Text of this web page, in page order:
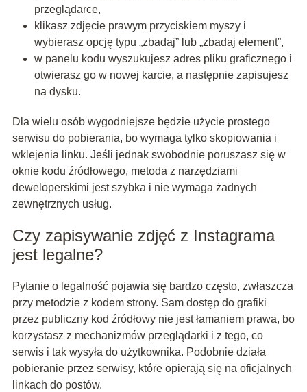
przeglądarce,
klikasz zdjęcie prawym przyciskiem myszy i
wybierasz opcję typu „zbadaj” lub „zbadaj element”,
w panelu kodu wyszukujesz adres pliku graficznego i
otwierasz go w nowej karcie, a następnie zapisujesz
na dysku.
Dla wielu osób wygodniejsze będzie użycie prostego
serwisu do pobierania, bo wymaga tylko skopiowania i
wklejenia linku. Jeśli jednak swobodnie poruszasz się w
oknie kodu źródłowego, metoda z narzędziami
deweloperskimi jest szybka i nie wymaga żadnych
zewnętrznych usług.
Czy zapisywanie zdjęć z Instagrama
jest legalne?
Pytanie o legalność pojawia się bardzo często, zwłaszcza
przy metodzie z kodem strony. Sam dostęp do grafiki
przez publiczny kod źródłowy nie jest łamaniem prawa, bo
korzystasz z mechanizmów przeglądarki i z tego, co
serwis i tak wysyła do użytkownika. Podobnie działa
pobieranie przez serwisy, które opierają się na oficjalnych
linkach do postów.